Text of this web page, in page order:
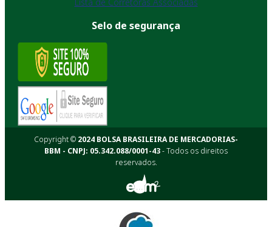
Selo de segurança
Copyright © 2024 BOLSA BRASILEIRA DE MERCADORIAS-
BBM - CNPJ: 05.342.088/0001-43- Todos os direitos
reservados.